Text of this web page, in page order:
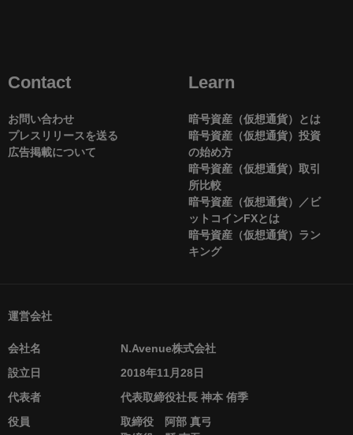
Contact
お問い合わせ
プレスリリースを送る
広告掲載について
Learn
暗号資産（仮想通貨）とは
暗号資産（仮想通貨）投資
の始め方
暗号資産（仮想通貨）取引
所比較
暗号資産（仮想通貨）／ビ
ットコインFXとは
暗号資産（仮想通貨）ラン
キング
運営会社
会社名
N.Avenue株式会社
設立日
2018年11月28日
代表者
代表取締役社長 神本 侑季
役員
取締役 阿部 真弓